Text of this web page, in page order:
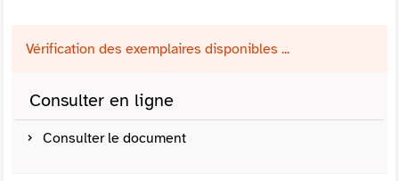
Vérification des exemplaires disponibles ...
Consulter en ligne
Consulter le document